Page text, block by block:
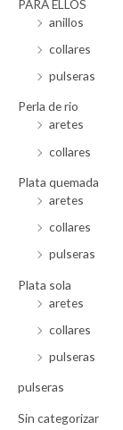
PARA ELLOS
anillos
collares
pulseras
Perla de rio
aretes
collares
Plata quemada
aretes
collares
pulseras
Plata sola
aretes
collares
pulseras
pulseras
Sin categorizar